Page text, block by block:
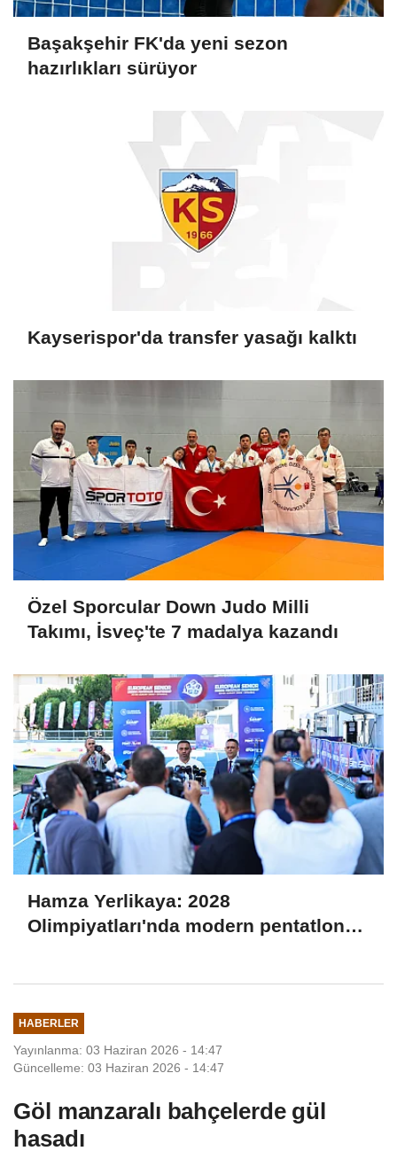
Başakşehir FK'da yeni sezon
hazırlıkları sürüyor
Kayserispor'da transfer yasağı kalktı
Özel Sporcular Down Judo Milli
Takımı, İsveç'te 7 madalya kazandı
Hamza Yerlikaya: 2028
Olimpiyatları'nda modern pentatlonda
HABERLER
Yayınlanma: 03 Haziran 2026 - 14:47
Güncelleme: 03 Haziran 2026 - 14:47
Göl manzaralı bahçelerde gül
hasadı